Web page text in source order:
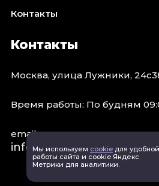
Контакты
Контакты
Москва, улица Лужники,
Время работы: По будням
email:
info@concert.moscow
Мы используем cookie для удобной
работы сайта и cookie Яндекс
Метрики для аналитики.